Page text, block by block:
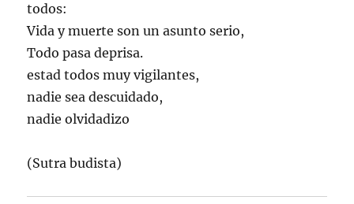
todos:
Vida y muerte son un asunto serio,
Todo pasa deprisa.
estad todos muy vigilantes,
nadie sea descuidado,
nadie olvidadizo
(Sutra budista)